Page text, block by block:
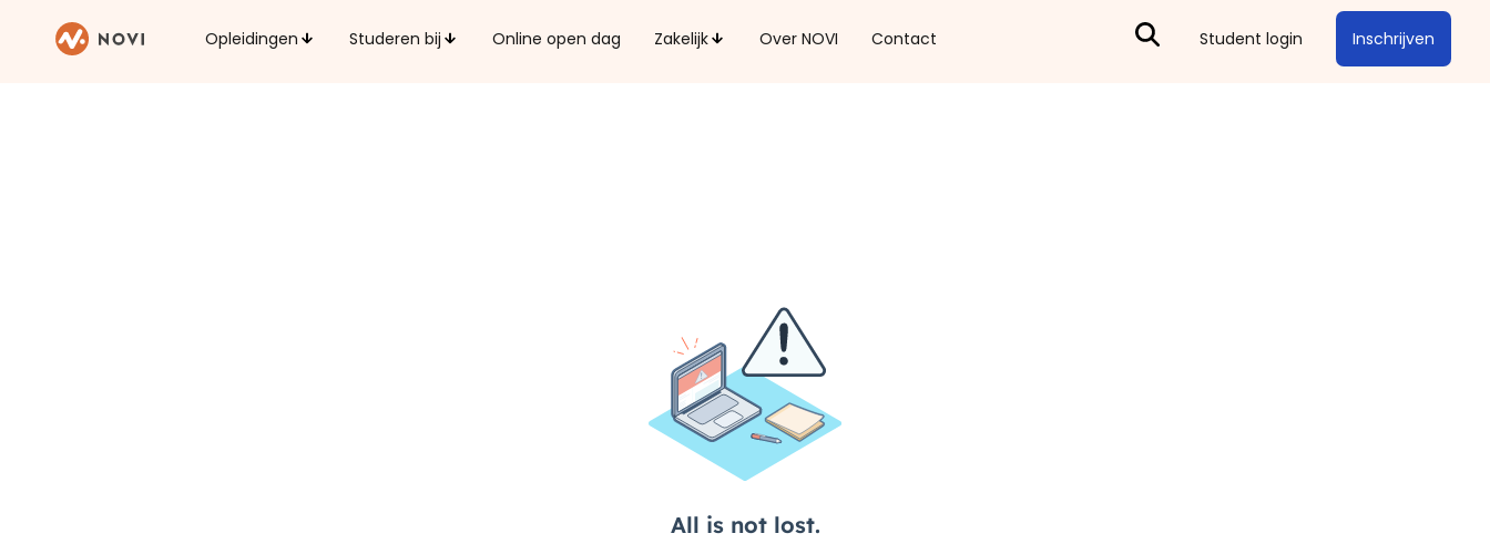
Opleidingen Studeren bij Online open dag Zakelijk Over NOVI Contact Student login Inschrijven